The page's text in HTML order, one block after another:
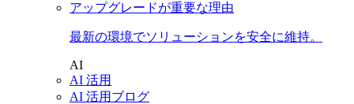
アップグレードが重要な理由
最新の環境でソリューションを安全に維持。
AI
AI 活用
AI 活用ブログ